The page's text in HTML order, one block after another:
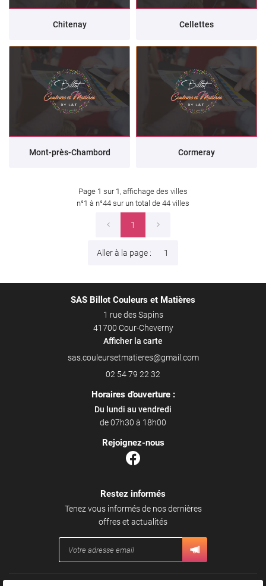
Chitenay Cellettes
Mont-près-Chambord Cormeray
Page 1 sur 1, affichage des villes
n°1 à n°44 sur un total de 44 villes
1
Aller à la page :
SAS Billot Couleurs et Matières
1 rue des Sapins
41700 Cour-Cheverny
Afficher la carte
02 54 79 22 32
Horaires d'ouverture :
Du lundi au vendredi
de 07h30 à 18h00
Rejoignez-nous
Restez informés
Tenez vous informés de nos dernières
offres et actualités